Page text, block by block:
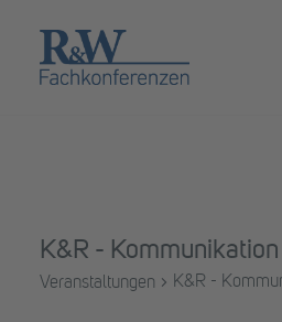
K&R -
Veranstaltungen K&R -